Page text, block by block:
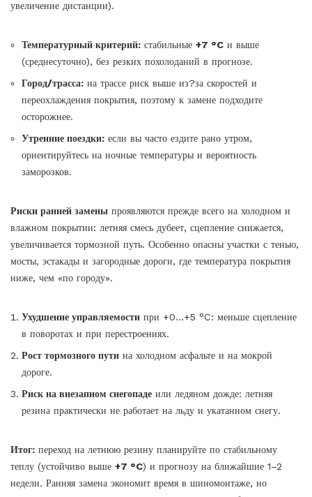
увеличение дистанции).
Температурный критерий: стабильные +7 °C и выше
(среднесуточно), без резких похолоданий в прогнозе.
Город/трасса: на трассе риск выше из?за скоростей и
переохлаждения покрытия, поэтому к замене подходите
осторожнее.
Утренние поездки: если вы часто ездите рано утром,
ориентируйтесь на ночные температуры и вероятность
заморозков.
Риски ранней замены проявляются прежде всего на холодном и
влажном покрытии: летняя смесь дубеет, сцепление снижается,
увеличивается тормозной путь. Особенно опасны участки с тенью,
мосты, эстакады и загородные дороги, где температура покрытия
ниже, чем «по городу».
Ухудшение управляемости при +0…+5 °C: меньше сцепление
в поворотах и при перестроениях.
Рост тормозного пути на холодном асфальте и на мокрой
дороге.
Риск на внезапном снегопаде или ледяном дожде: летняя
резина практически не работает на льду и укатанном снегу.
Итог: переход на летнюю резину планируйте по стабильному
теплу (устойчиво выше +7 °C) и прогнозу на ближайшие 1–2
недели. Ранняя замена экономит время в шиномонтаже, но